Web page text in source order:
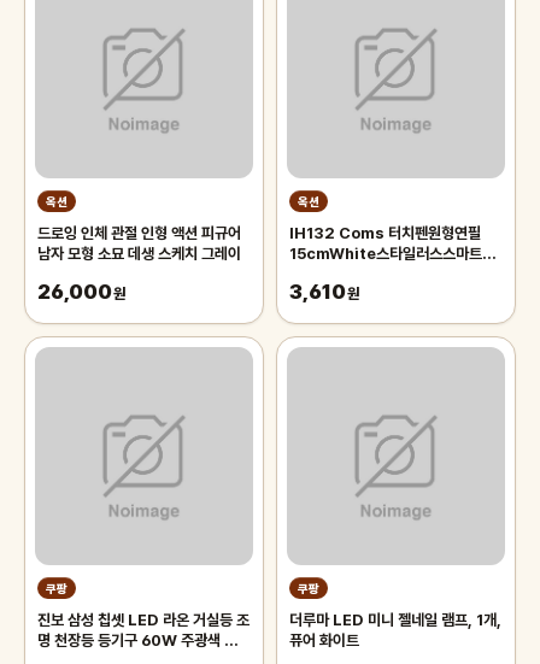
옥션
드로잉 인체 관절 인형 액션 피규어
남자 모형 소묘 데생 스케치 그레이
26,000원
옥션
IH132 Coms 터치펜원형연필
15cmWhite스타일러스스마트폰
3,610원
쿠팡
진보 삼성 칩셋 LED 라온 거실등 조
명 천장등 등기구 60W 주광색 플리
쿠팡
더루마 LED 미니 젤네일 램프, 1개,
퓨어 화이트